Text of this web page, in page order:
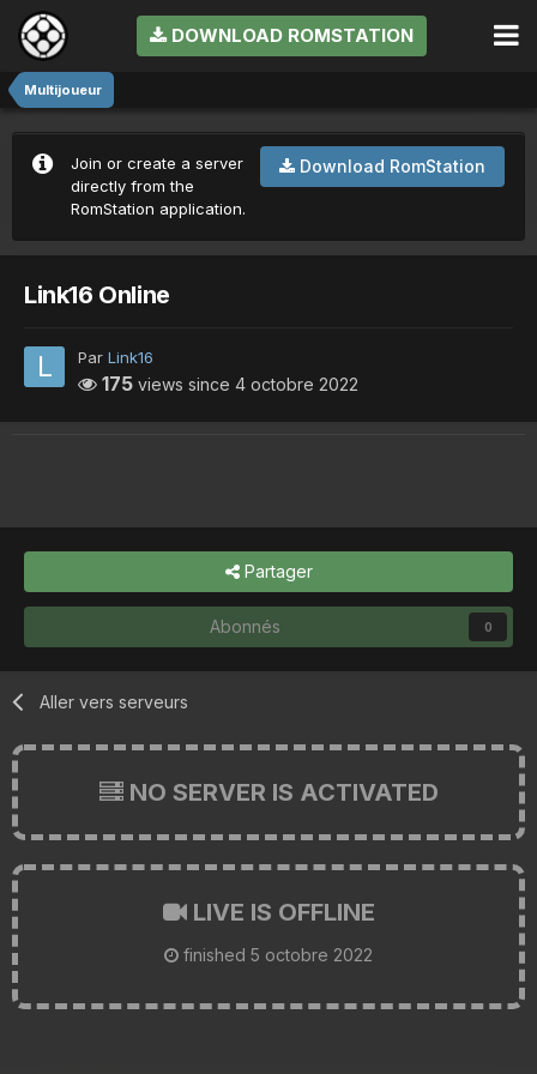
DOWNLOAD ROMSTATION
Multijoueur
Download RomStation
Join or create a server
directly from the
RomStation application.
Link16 Online
Par Link16
175 views since 4 octobre 2022
Partager
Abonnés 0
Aller vers serveurs
NO SERVER IS ACTIVATED
LIVE IS OFFLINE
finished 5 octobre 2022